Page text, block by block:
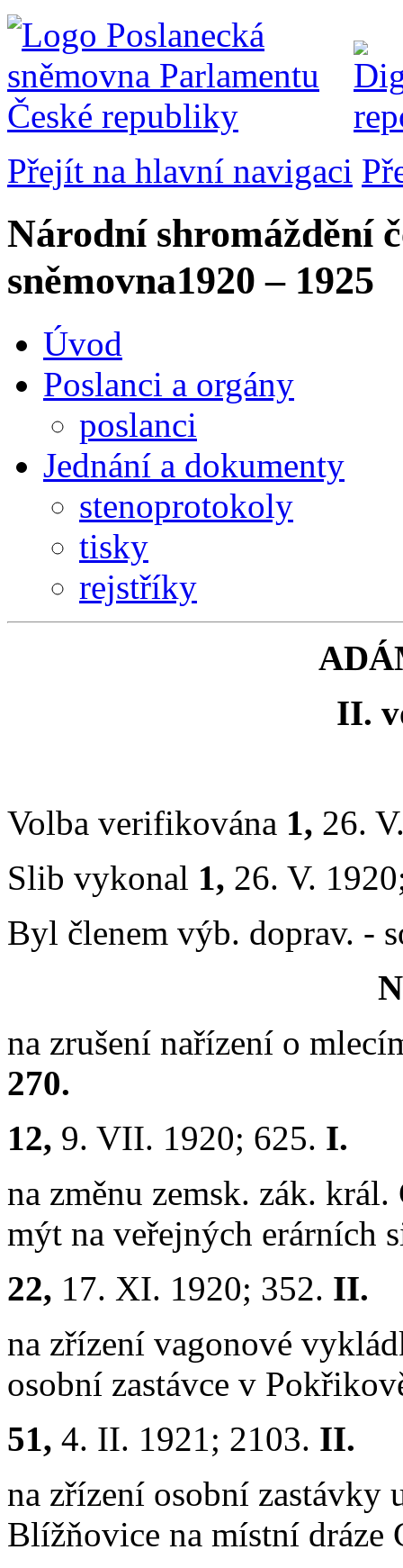
Přejít na hlavní navigaci
Národní shromáždění
sněmovna1920 – 1925
Úvod
Poslanci a orgány
poslanci
Jednání a dokumenty
stenoprotokoly
tisky
rejstříky
II.
Volba verifikována 1, 26.
Slib vykonal 1, 26. V.
Byl členem výb. doprav. -
na zrušení nařízení o
270.
12, 9. VII. 1920; 625. I.
na změnu zemsk. zák.
mýt na veřejných erárních
22, 17. XI. 1920; 352. II.
na zřízení vagonové
osobní zastávce v
51, 4. II. 1921; 2103. II.
na zřízení osobní zastávky
Blížňovice na místní